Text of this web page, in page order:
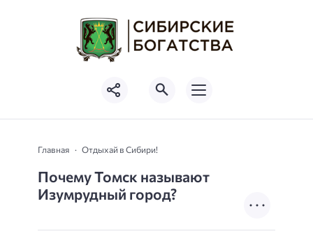
Главная Отдыхай в Сибири!
Почему Томск называют
Изумрудный город?